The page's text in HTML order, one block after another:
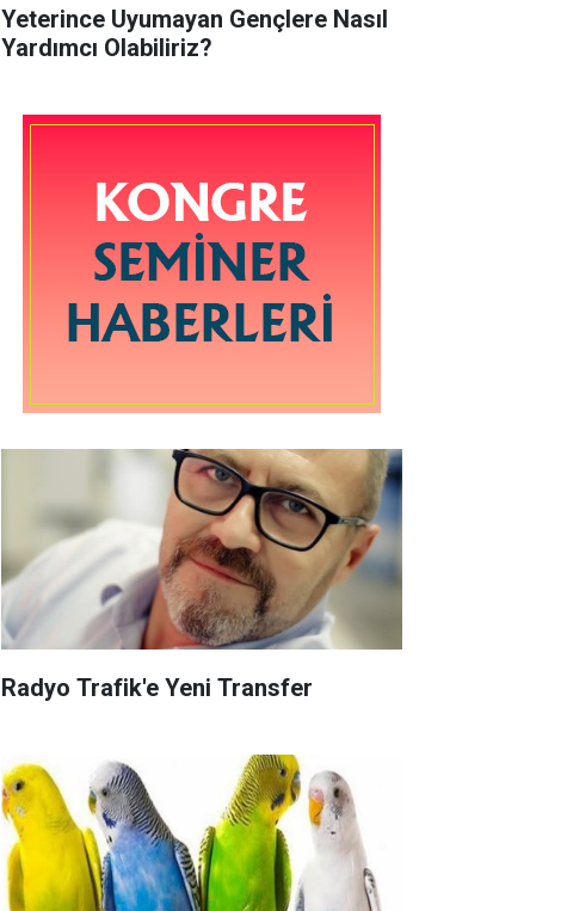
Yeterince Uyumayan Gençlere Nasıl
Yardımcı Olabiliriz?
Radyo Trafik'e Yeni Transfer